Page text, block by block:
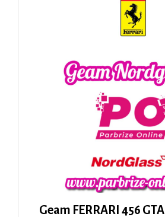
Geam FERRARI 456 GTA